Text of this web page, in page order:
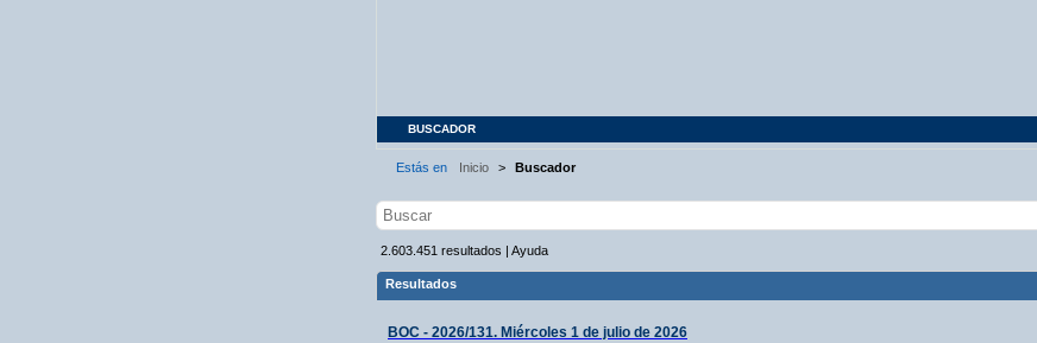
BUSCADOR
Estás en Inicio > Buscador
2.603.451 resultados | Ayuda
Resultados
BOC - 2026/131. Miércoles 1 de julio de 2026